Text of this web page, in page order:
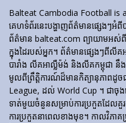
Balteat Cambodia Football is
គេហទំព័រ​នេះ​បង្ហាញ​ព័ត៌មាន​ផ្សេងៗ​អំ
ព័ត៌មាន balteat.com ព្យាយាមអស់
ក្នុងដៃរបស់អ្នក។ ព័ត៌មានផ្សេងៗពី
បារាំង លីគអាល្លឺម៉ង់ និងលីគកម្ពុជា នឹង
មូលពីព្រឹត្តិការណ៍ដ៏មានកិត្យានុភាពដូ
League, ដល់ World Cup ។ ជាចុ
ទាត់មួយចំនួនសម្រាប់ការប្រកួតដែលគួ
ការប្រកួតនាពេលខាងមុខ។ កាលវិភា